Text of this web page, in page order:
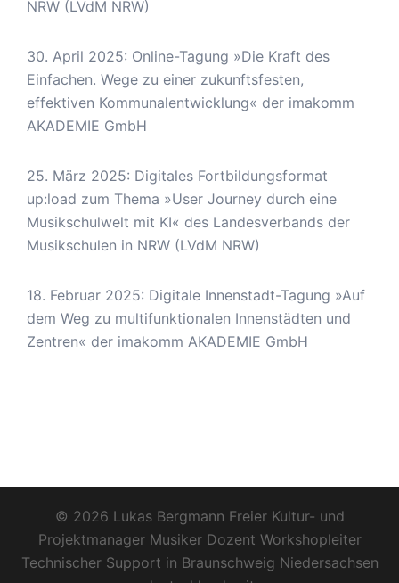
NRW (LVdM NRW)
30. April 2025: Online-Tagung »Die Kraft des
Einfachen. Wege zu einer zukunftsfesten,
effektiven Kommunalentwicklung« der imakomm
AKADEMIE GmbH
25. März 2025: Digitales Fortbildungsformat
up:load zum Thema »User Journey durch eine
Musikschulwelt mit KI« des Landesverbands der
Musikschulen in NRW (LVdM NRW)
18. Februar 2025: Digitale Innenstadt-Tagung »Auf
dem Weg zu multifunktionalen Innenstädten und
Zentren« der imakomm AKADEMIE GmbH
© 2026 Lukas Bergmann Freier Kultur- und
Projektmanager Musiker Dozent Workshopleiter
Technischer Support in Braunschweig Niedersachsen